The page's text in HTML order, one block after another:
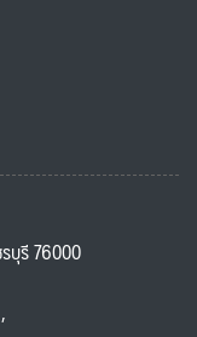
บุรี 76000
,